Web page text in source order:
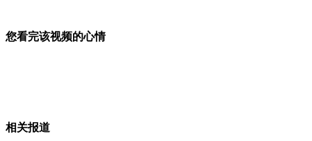
您看完该视频的心情
相关报道